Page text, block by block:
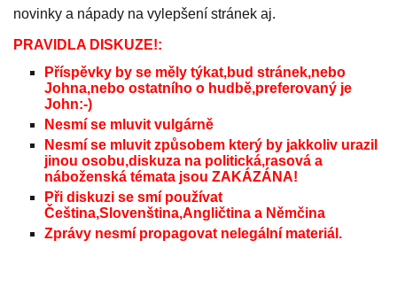
novinky a nápady na vylepšení stránek aj.
PRAVIDLA DISKUZE!:
Příspěvky by se měly týkat,bud stránek,nebo
Johna,nebo ostatního o hudbě,preferovaný je
John:-)
Nesmí se mluvit vulgárně
Nesmí se mluvit způsobem který by jakkoliv urazil
jinou osobu,diskuza na politická,rasová a
náboženská témata jsou ZAKÁZÁNA!
Při diskuzi se smí používat
Čeština,Slovenština,Angličtina a Němčina
Zprávy nesmí propagovat nelegální materiál.